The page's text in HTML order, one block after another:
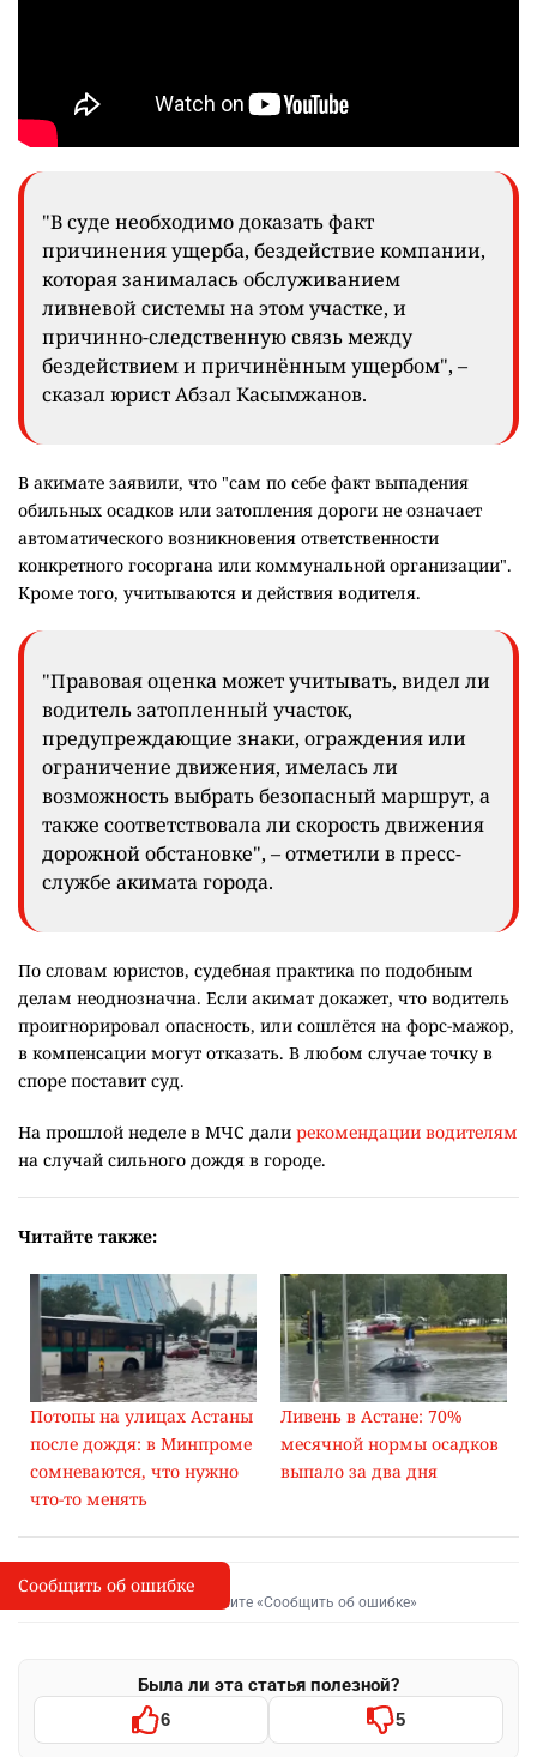
"В суде необходимо доказать факт
причинения ущерба, бездействие компании,
которая занималась обслуживанием
ливневой системы на этом участке, и
причинно-следственную связь между
бездействием и причинённым ущербом", –
сказал юрист Абзал Касымжанов.
В акимате заявили, что "сам по себе факт выпадения
обильных осадков или затопления дороги не означает
автоматического возникновения ответственности
конкретного госоргана или коммунальной организации".
Кроме того, учитываются и действия водителя.
"Правовая оценка может учитывать, видел ли
водитель затопленный участок,
предупреждающие знаки, ограждения или
ограничение движения, имелась ли
возможность выбрать безопасный маршрут, а
также соответствовала ли скорость движения
дорожной обстановке", – отметили в пресс-
службе акимата города.
По словам юристов, судебная практика по подобным
делам неоднозначна. Если акимат докажет, что водитель
проигнорировал опасность, или сошлётся на форс-мажор,
в компенсации могут отказать. В любом случае точку в
споре поставит суд.
На прошлой неделе в МЧС дали рекомендации водителям
на случай сильного дождя в городе.
Читайте также:
Потопы на улицах Астаны
после дождя: в Минпроме
сомневаются, что нужно
что-то менять
Ливень в Астане: 70%
месячной нормы осадков
выпало за два дня
I
Сообщить об опечатке
Выделите фрагмент и нажмите «Сообщить об ошибке»
Была ли эта статья полезной?
6 5
Сообщить об ошибке